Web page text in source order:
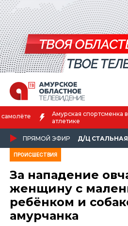
Амурская спортсменка выиграла
атлетике
ПРЯМОЙ ЭФИР Д/Ц
ПРОИСШЕСТВИЯ
За нападение
женщину с
ребёнком и
амурчанка